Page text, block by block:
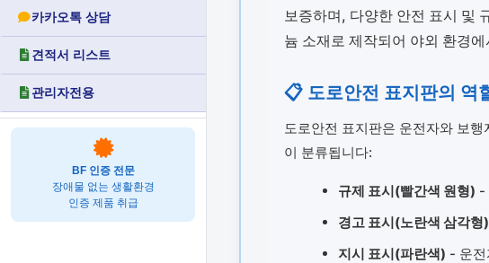
카카오톡 상담
견적서 리스트
관리자전용
BF 인증 전문
장애물 없는 생활환경
인증 제품 취급
보증하며, 다양한 안전 표시 및
늄 소재로 제작되어 야외 환경
📋 도로안전 표지판의 역
도로안전 표지판은 운전자와 보
이 분류됩니다:
규제 표시(빨간색 원형) -
경고 표시(노란색 삼각형)
지시 표시(파란색) - 운전